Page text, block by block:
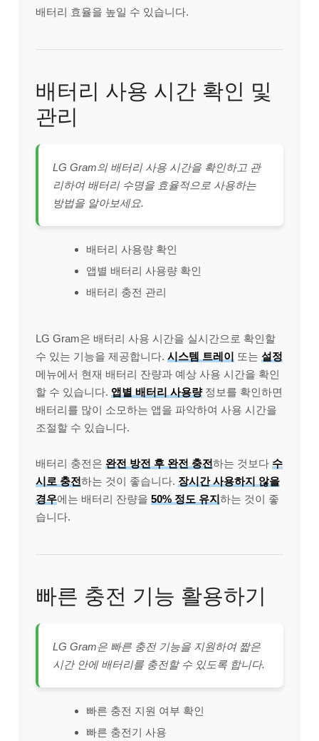
배터리 효율을 높일 수 있습니다.
배터리 사용 시간 확인 및
관리
LG Gram의 배터리 사용 시간을 확인하고 관
리하여 배터리 수명을 효율적으로 사용하는
방법을 알아보세요.
배터리 사용량 확인
앱별 배터리 사용량 확인
배터리 충전 관리
LG Gram은 배터리 사용 시간을 실시간으로 확인할
수 있는 기능을 제공합니다. 시스템 트레이 또는 설정
메뉴에서 현재 배터리 잔량과 예상 사용 시간을 확인
할 수 있습니다. 앱별 배터리 사용량정보를 확인하면
배터리를 많이 소모하는 앱을 파악하여 사용 시간을
조절할 수 있습니다.
배터리 충전은 완전 방전 후 완전 충전하는 것보다 수
시로 충전하는 것이 좋습니다. 장시간 사용하지 않을
경우에는 배터리 잔량을 50% 정도 유지하는 것이 좋
습니다.
빠른 충전 기능 활용하기
LG Gram은 빠른 충전 기능을 지원하여 짧은
시간 안에 배터리를 충전할 수 있도록 합니다.
빠른 충전 지원 여부 확인
빠른 충전기 사용